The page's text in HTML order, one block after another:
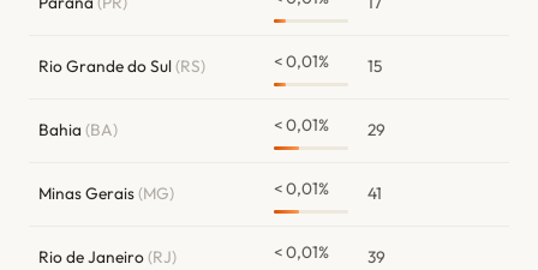
Rio Grande do Sul(RS) < 0,01% 15
Bahia (BA) < 0,01% 29
Minas Gerais(MG) < 0,01% 41
Rio de Janeiro(RJ) < 0,01% 39